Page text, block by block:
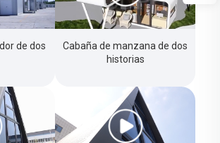
de dos
Cabaña de manzana de dos
historias